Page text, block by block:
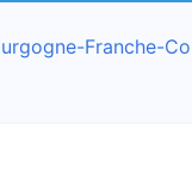
Franche-